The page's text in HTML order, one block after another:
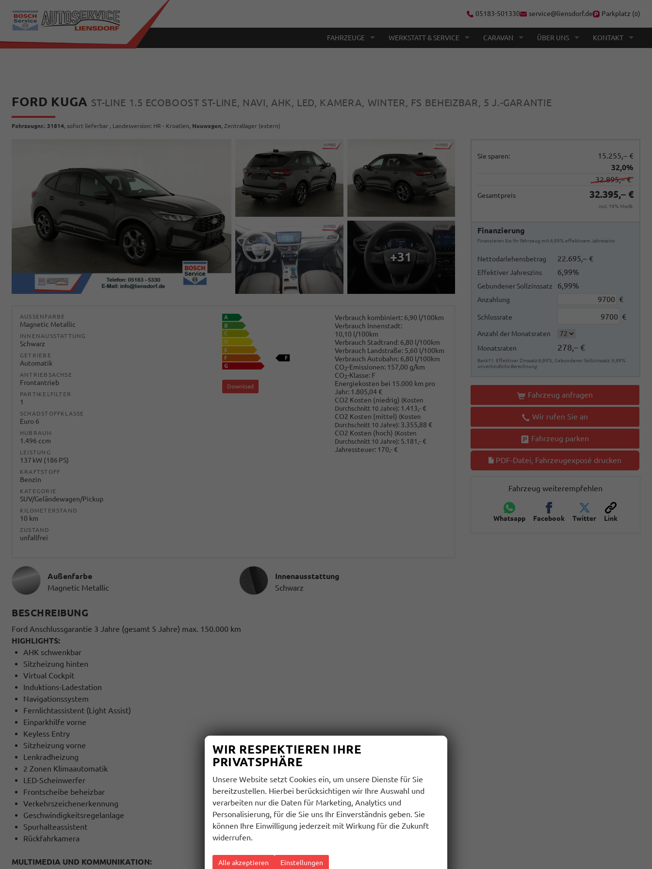
05183-501330 service@liensdorf.de Parkplatz (0)
FAHRZEUGE WERKSTATT & SERVICE CARAVAN ÜBER UNS KONTAKT
FORD KUGA ST-LINE 1.5 ECOBOOST ST-LINE, NAVI, AHK, LED, KAMERA, WINTER, FS BEHEIZBAR, 5 J.-GARANTIE
Fahrzeugnr.: 31814, sofort lieferbar , Landesversion: HR - Kroatien, Neuwagen, Zentrallager (extern)
Sie sparen:
15.255,– €
32,0%
32.895,– €
Gesamtpreis 32.395,– €
incl. 19% MwSt.
Finanzierung
Finanzieren Sie Ihr Fahrzeug mit 6,99% effektivem Jahreszins
Nettodarlehensbetrag 22.695,– €
Effektiver Jahreszins 6,99%
Gebundener Sollzinssatz 6,99%
Anzahlung €
Schlussrate €
Anzahl der Monatsraten
Monatsraten
278,– €
Bank11. Effektiver Zinssatz:6,99%, Gebundener Sollzinssatz: 6,99%
unverbindliche Berechnung
Fahrzeug anfragen
Wir rufen Sie an
Fahrzeug parken
PDF-Datei, Fahrzeugexposé drucken
Fahrzeug weiterempfehlen
Whatsapp Facebook Twitter Link
+31
AUSSENFARBE
Magnetic Metallic
INNENAUSSTATTUNG
Schwarz
GETRIEBE
Automatik
ANTRIEBSACHSE
Frontantrieb
PARTIKELFILTER
1
SCHADSTOFFKLASSE
Euro 6
HUBRAUM
1.496 ccm
LEISTUNG
137 kW (186 PS)
KRAFTSTOFF
Benzin
KATEGORIE
SUV/Geländewagen/Pickup
KILOMETERSTAND
10 km
ZUSTAND
unfallfrei
Verbrauch kombiniert: 6,90 l/100km
Verbrauch Innenstadt:
10,10 l/100km
Verbrauch Stadtrand: 6,80 l/100km
Verbrauch Landstraße: 5,60 l/100km
Verbrauch Autobahn: 6,80 l/100km
CO2-Emissionen: 157,00 g/km
CO2-Klasse: F
Download
Energiekosten bei 15.000 km pro
Jahr: 1.805,04 €
CO2 Kosten (niedrig) (Kosten
Durchschnitt 10 Jahre): 1.413,- €
CO2 Kosten (mittel) (Kosten
Durchschnitt 10 Jahre): 3.355,88 €
CO2 Kosten (hoch) (Kosten
Durchschnitt 10 Jahre): 5.181,- €
Jahressteuer: 170,- €
Außenfarbe
Magnetic Metallic
InnenausstattungInnenausstattung
Schwarz
BESCHREIBUNG
Ford Anschlussgarantie 3 Jahre (gesamt 5 Jahre) max. 150.000 km
HIGHLIGHTS:
AHK schwenkbar
Sitzheizung hinten
Virtual Cockpit
Induktions-Ladestation
Navigationssystem
Fernlichtassistent (Light Assist)
Einparkhilfe vorne
Keyless Entry
Sitzheizung vorne
Lenkradheizung
2 Zonen Klimaautomatik
LED-Scheinwerfer
Frontscheibe beheizbar
Verkehrszeichenerkennung
Geschwindigkeitsregelanlage
Spurhalteassistent
Rückfahrkamera
MULTIMEDIA UND KOMMUNIKATION:
WIR RESPEKTIEREN IHRE
PRIVATSPHÄRE
Unsere Website setzt Cookies ein, um unsere Dienste für Sie
bereitzustellen. Hierbei berücksichtigen wir Ihre Auswahl und
verarbeiten nur die Daten für Marketing, Analytics und
Personalisierung, für die Sie uns Ihr Einverständnis geben. Sie
können Ihre Einwilligung jederzeit mit Wirkung für die Zukunft
widerrufen.
Alle akzeptieren Einstellungen